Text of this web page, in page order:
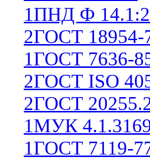
1ПНД Ф
2ГОСТ 18954-
1ГОСТ 7636-
2ГОСТ ISO
2ГОСТ
1МУК
1ГОСТ 7119-